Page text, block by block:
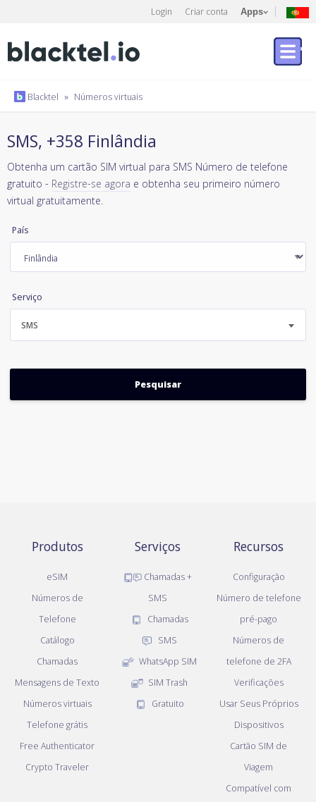
Login Criar conta Apps
Blacktel » Números virtuais
SMS, +358 Finlândia
Obtenha um cartão SIM virtual para SMS Número de telefone
gratuito - Registre-se agora e obtenha seu primeiro número
virtual gratuitamente.
País
Serviço
SMS
Produtos
eSIM
Números de
Telefone
Catálogo
Chamadas
Mensagens de Texto
Números virtuais
Telefone grátis
Free Authenticator
Crypto Traveler
Serviços
Chamadas +
SMS
Chamadas
SMS
WhatsApp SIM
SIM Trash
Gratuito
Recursos
Configuração
Número de telefone
pré-pago
Números de
telefone de 2FA
Verificações
Usar Seus Próprios
Dispositivos
Cartão SIM de
Viagem
Compatível com